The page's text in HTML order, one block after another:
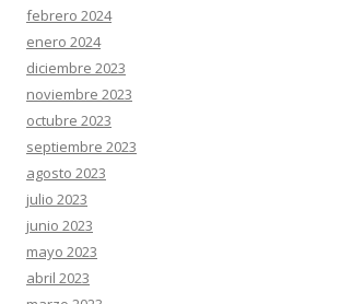
febrero 2024
enero 2024
diciembre 2023
noviembre 2023
octubre 2023
septiembre 2023
agosto 2023
julio 2023
junio 2023
mayo 2023
abril 2023